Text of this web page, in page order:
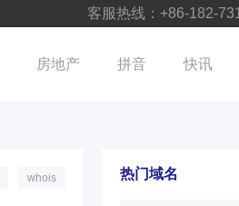
客服热线：+86-182-
房地产 拼音 快讯
whois 热门域名